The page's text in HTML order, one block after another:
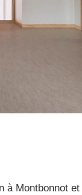
à Montbonnot et